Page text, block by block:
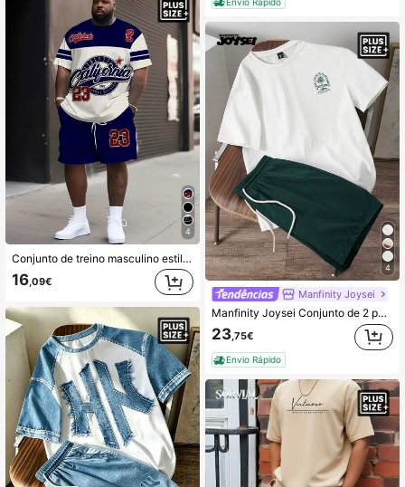
4
Conjunto de treino masculino estilo streetwear minimalista "23 California 1987" - tecido de malha de poliéster, gola redonda, shorts com cordão, bolsos, modelagem regular, tamanho único.
16 ,09€
4
Manfinity Joysei
Manfinity Joysei Conjunto de 2 peças para homens plus size com estampa de coqueiros, composto por blusa de malha branca ajustada e shorts de tecido verde, ideal para passeios de verão.
23,75€
Envio Rápido